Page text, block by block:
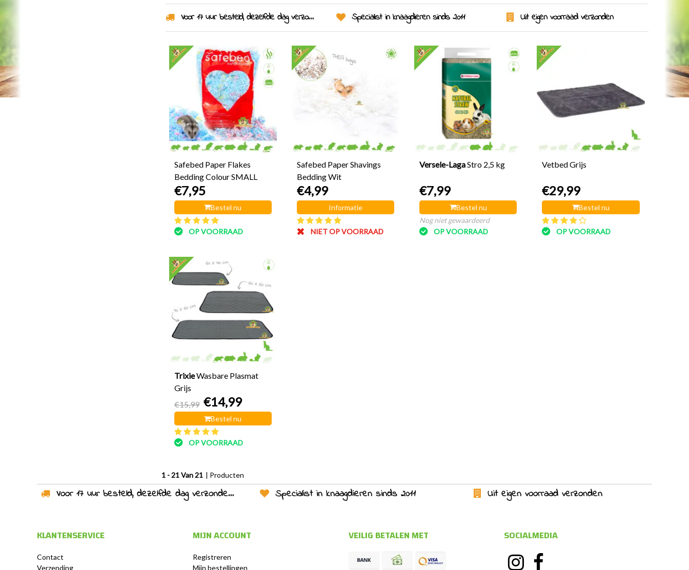
Voor 17 uur besteld, dezelfde dag verzonden! Specialist in knaagdieren sinds 2011 Uit eigen voorraad verzonden
Safebed Paper Flakes
Bedding Colour SMALL
€7,95
Bestel nu
OP VOORRAAD
Safebed Paper Shavings
Bedding Wit
€4,99
Informatie
NIET OP VOORRAAD
Versele-LagaStro 2,5 kg
€7,99
Bestel nu
Nog niet gewaardeerd
OP VOORRAAD
Vetbed Grijs
€29,99
Bestel nu
OP VOORRAAD
TrixieWasbare Plasmat
Grijs
€15,99 €14,99
Bestel nu
OP VOORRAAD
1 - 21 Van 21 | Producten
Voor 17 uur besteld, dezelfde dag verzonden! Specialist in knaagdieren sinds 2011 Uit eigen voorraad verzonden
KLANTENSERVICE
Contact
Verzending
MIJN ACCOUNT
Registreren
Mijn bestellingen
VEILIG BETALEN MET SOCIALMEDIA